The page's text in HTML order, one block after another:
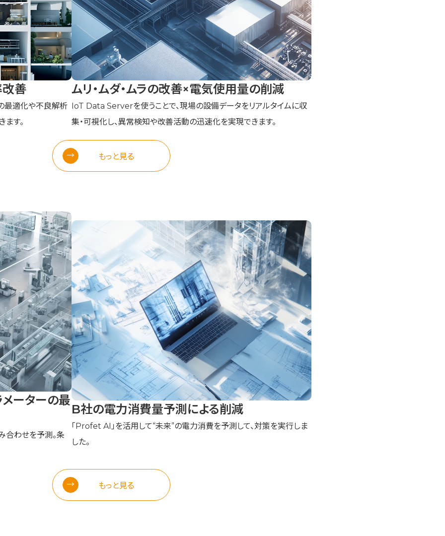
善
最適化や不良解析
す。
ムリ・ムダ・ムラの改善×電気使用量の削減
IoT Data Serverを使うことで、現場の設備データをリアルタイムに収
集・可視化し、異常検知や改善活動の迅速化を実現できます。
もっと見る
ーターの最
合わせを予測。条
B社の電力消費量予測による削減
「Profet AI」を活用して“未来”の電力消費を予測して、対策を実行しま
した。
もっと見る